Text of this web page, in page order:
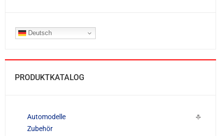
Deutsch
PRODUKTKATALOG
Automodelle
Zubehör